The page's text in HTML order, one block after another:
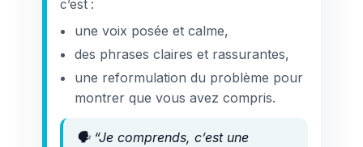
c’est :
une voix posée et calme,
des phrases claires et rassurantes,
une reformulation du problème pour
montrer que vous avez compris.
🗣️ “Je comprends, c’est une